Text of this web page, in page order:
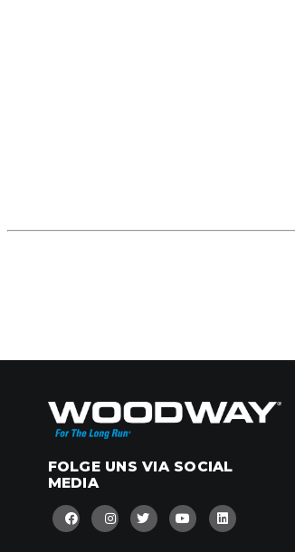
FOLGE UNS VIA SOCIAL
MEDIA